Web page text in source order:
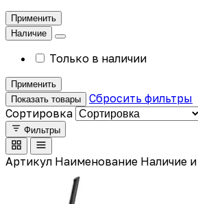
Применить
Наличие
Только в наличии
Применить
Показать товары
Сбросить фильтры
Сортировка
Фильтры
Артикул Наименование Наличие